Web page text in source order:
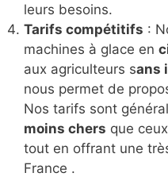
leurs besoins.
Tarifs compétitifs :
machines à glace en
aux agriculteurs sans
nous permet de
Nos tarifs sont
moins chers que
tout en offrant une
France .